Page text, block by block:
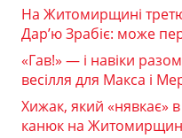
На Житомирщині
Дар’ю Зрабіє: може
«Гав!» — і навіки
весілля для Макса і
Хижак, який «нявкає»
канюк на